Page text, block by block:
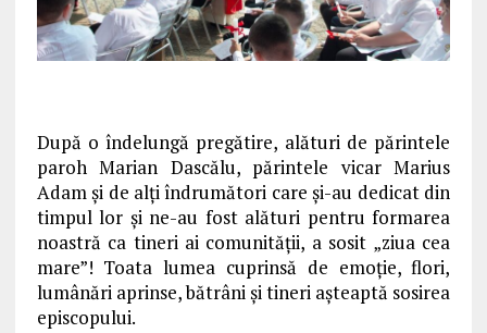
După o îndelungă pregătire, alături de părintele
paroh Marian Dascălu, părintele vicar Marius
Adam şi de alţi îndrumători care şi-au dedicat din
timpul lor şi ne-au fost alături pentru formarea
noastră ca tineri ai comunităţii, a sosit „ziua cea
mare”! Toata lumea cuprinsă de emoţie, flori,
lumânări aprinse, bătrâni şi tineri aşteaptă sosirea
episcopului.